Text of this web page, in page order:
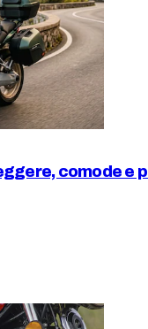
comode e